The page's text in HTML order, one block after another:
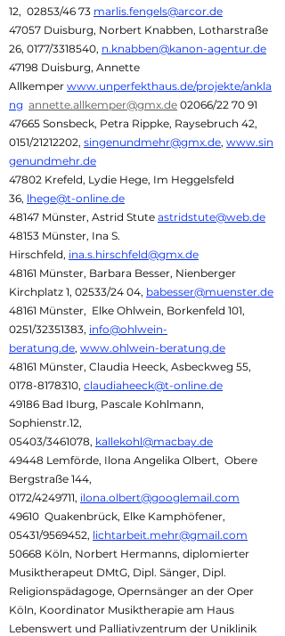
12, 02853/46 73 marlis.fengels@arcor.de
47057 Duisburg, Norbert Knabben, Lotharstraße
26, 0177/3318540, n.knabben@kanon-agentur.de
47198 Duisburg, Annette
Allkemper www.unperfekthaus.de/projekte/ankla
ng annette.allkemper@gmx.de 02066/22 70 91
47665 Sonsbeck, Petra Rippke, Raysebruch 42,
0151/21212202, singenundmehr@gmx.de, www.sin
genundmehr.de
47802 Krefeld, Lydie Hege, Im Heggelsfeld
36, lhege@t-online.de
48147 Münster, Astrid Stute astridstute@web.de
48153 Münster, Ina S.
Hirschfeld, ina.s.hirschfeld@gmx.de
48161 Münster, Barbara Besser, Nienberger
Kirchplatz 1, 02533/24 04, babesser@muenster.de
48161 Münster, Elke Ohlwein, Borkenfeld 101,
0251/32351383, info@ohlwein-
beratung.de, www.ohlwein-beratung.de
48161 Münster, Claudia Heeck, Asbeckweg 55,
0178-8178310, claudiaheeck@t-online.de
49186 Bad Iburg, Pascale Kohlmann,
Sophienstr.12,
05403/3461078, kallekohl@macbay.de
49448 Lemförde, Ilona Angelika Olbert, Obere
Bergstraße 144,
0172/4249711, ilona.olbert@googlemail.com
49610 Quakenbrück, Elke Kamphöfener,
05431/9569452, lichtarbeit.mehr@gmail.com
50668 Köln, Norbert Hermanns, diplomierter
Musiktherapeut DMtG, Dipl. Sänger, Dipl.
Religionspädagoge, Opernsänger an der Oper
Köln, Koordinator Musiktherapie am Haus
Lebenswert und Palliativzentrum der Uniklinik